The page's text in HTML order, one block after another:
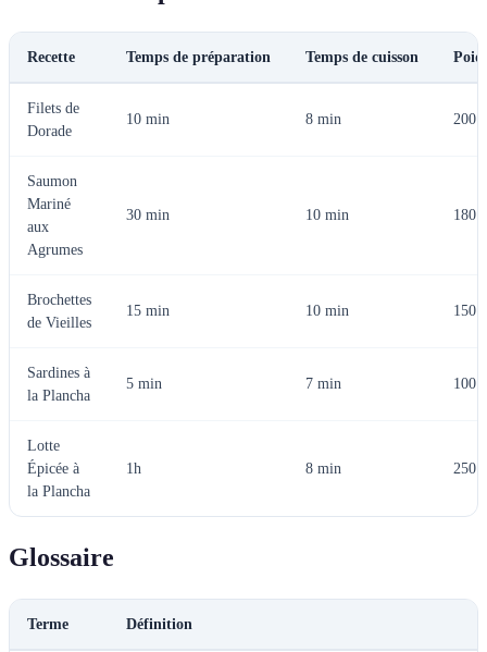
Recette Temps de préparation Temps de cuisson
Filets de
Dorade
10 min 8 min 200 g
Saumon
Mariné
aux
Agrumes
30 min 10 min 180 g
Brochettes
de Vieilles
15 min 10 min 150 g
Sardines à
la Plancha
5 min 7 min 100 g
Lotte
Épicée à
la Plancha
1h 8 min 250 g
Glossaire
Terme Définition